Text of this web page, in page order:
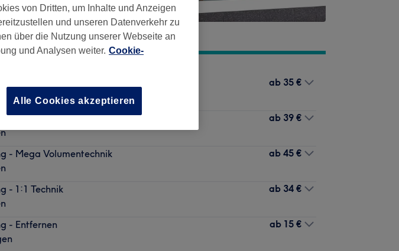
ab 35 €
- Volumentechnik Soft
ab 39 €
- Mega Volumentechnik
ab 45 €
- 1:1 Technik
ab 34 €
- Entfernen
ab 15 €
von Dritten, um Inhalte und Anzeigen
und unseren Datenverkehr zu
über die Nutzung unserer Webseite an
und Analysen weiter. Cookie-
Alle Cookies akzeptieren